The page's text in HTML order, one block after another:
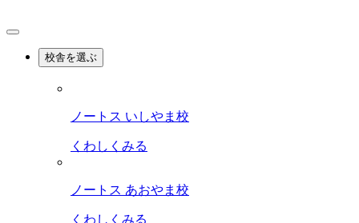
校舎を選ぶ
ノートス いしやま校
くわしくみる
ノートス あおやま校
くわしくみる